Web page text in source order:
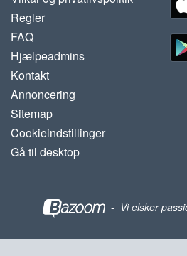
Regler
FAQ
Hjælpeadmins
Kontakt
Annoncering
Sitemap
Cookieindstillinger
Gå til desktop
- Vi elsker